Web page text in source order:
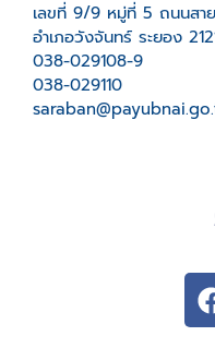
เลขที่ 9/9 หมู่ที่ 5 ถนนสา
อำเภอวังจันทร์ ระยอง
038-029108-9
038-029110